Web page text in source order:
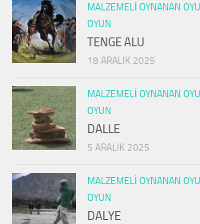
MALZEMELI OYNANAN
OYUN
TENGE ALU
18 ARALIK 2025
MALZEMELI OYNANAN
OYUN
DALLE
5 ARALIK 2025
MALZEMELI OYNANAN
OYUN
DALYE